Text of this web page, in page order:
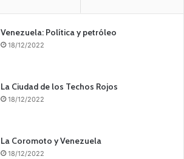
Venezuela: Política y petróleo
18/12/2022
La Ciudad de los Techos Rojos
18/12/2022
La Coromoto y Venezuela
18/12/2022